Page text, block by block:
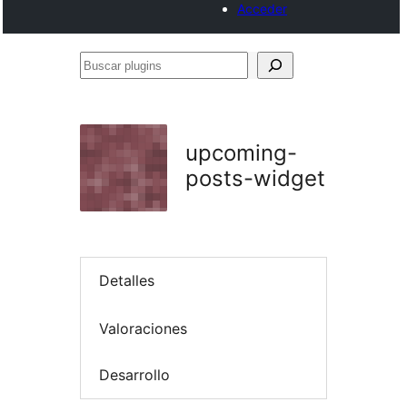
Acceder
Buscar
upcoming-
posts-widget
Detalles
Valoraciones
Desarrollo